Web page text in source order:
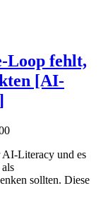
Loop fehlt,
[AI-
AI-Literacy und es
sollten. Diese